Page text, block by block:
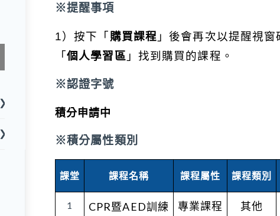
※提醒事項
1）按下「 購買課程 」後會再次以提醒視
「個人學習區 」找到購買的課程。
※認證字號
積分申請中
※積分屬性類別
課堂 課程名稱 課程屬性 課程類別
1 CPR暨AED訓練 專業課程 其他